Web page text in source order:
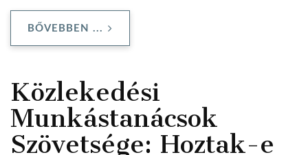
BŐVEBBEN ...
Közlekedési
Munkástanácsok
Szövetsége: Hoztak-e